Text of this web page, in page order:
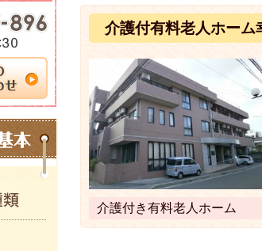
介護付有料老人ホーム
介護付き有料老人ホーム